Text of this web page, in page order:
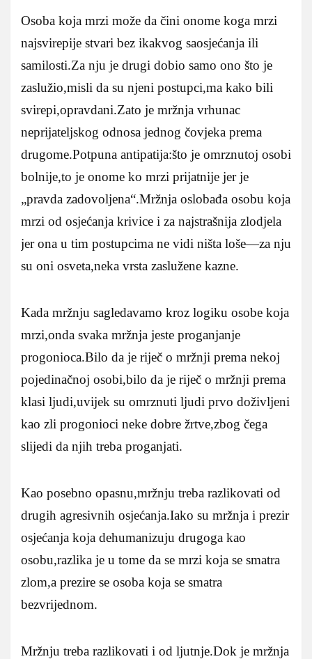
Osoba koja mrzi može da čini onome koga mrzi
najsvirepije stvari bez ikakvog saosjećanja ili
samilosti.Za nju je drugi dobio samo ono što je
zaslužio,misli da su njeni postupci,ma kako bili
svirepi,opravdani.Zato je mržnja vrhunac
neprijateljskog odnosa jednog čovjeka prema
drugome.Potpuna antipatija:što je omrznutoj osobi
bolnije,to je onome ko mrzi prijatnije jer je
„pravda zadovoljena“.Mržnja oslobađa osobu koja
mrzi od osjećanja krivice i za najstrašnija zlodjela
jer ona u tim postupcima ne vidi ništa loše—za nju
su oni osveta,neka vrsta zaslužene kazne.
Kada mržnju sagledavamo kroz logiku osobe koja
mrzi,onda svaka mržnja jeste proganjanje
progonioca.Bilo da je riječ o mržnji prema nekoj
pojedinačnoj osobi,bilo da je riječ o mržnji prema
klasi ljudi,uvijek su omrznuti ljudi prvo doživljeni
kao zli progonioci neke dobre žrtve,zbog čega
slijedi da njih treba proganjati.
Kao posebno opasnu,mržnju treba razlikovati od
drugih agresivnih osjećanja.Iako su mržnja i prezir
osjećanja koja dehumanizuju drugoga kao
osobu,razlika je u tome da se mrzi koja se smatra
zlom,a prezire se osoba koja se smatra
bezvrijednom.
Mržnju treba razlikovati i od ljutnje.Dok je mržnja